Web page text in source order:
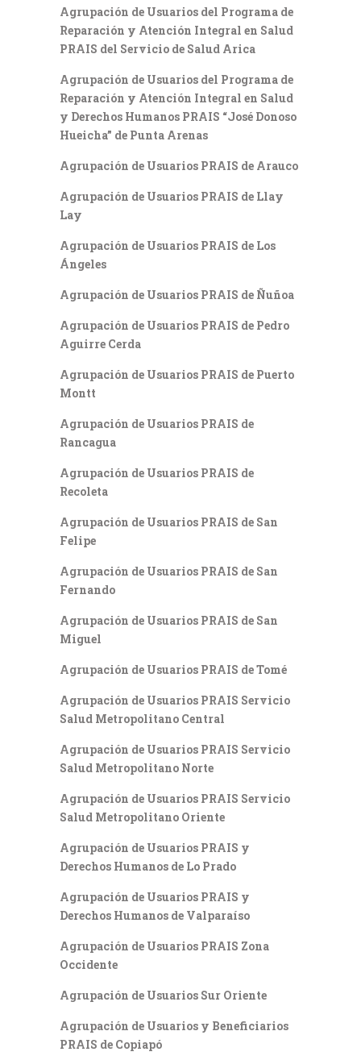
Agrupación de Usuarios del Programa de
Reparación y Atención Integral en Salud
PRAIS del Servicio de Salud Arica
Agrupación de Usuarios del Programa de
Reparación y Atención Integral en Salud
y Derechos Humanos PRAIS “José Donoso
Hueicha” de Punta Arenas
Agrupación de Usuarios PRAIS de Arauco
Agrupación de Usuarios PRAIS de Llay
Lay
Agrupación de Usuarios PRAIS de Los
Ángeles
Agrupación de Usuarios PRAIS de Ñuñoa
Agrupación de Usuarios PRAIS de Pedro
Aguirre Cerda
Agrupación de Usuarios PRAIS de Puerto
Montt
Agrupación de Usuarios PRAIS de
Rancagua
Agrupación de Usuarios PRAIS de
Recoleta
Agrupación de Usuarios PRAIS de San
Felipe
Agrupación de Usuarios PRAIS de San
Fernando
Agrupación de Usuarios PRAIS de San
Miguel
Agrupación de Usuarios PRAIS de Tomé
Agrupación de Usuarios PRAIS Servicio
Salud Metropolitano Central
Agrupación de Usuarios PRAIS Servicio
Salud Metropolitano Norte
Agrupación de Usuarios PRAIS Servicio
Salud Metropolitano Oriente
Agrupación de Usuarios PRAIS y
Derechos Humanos de Lo Prado
Agrupación de Usuarios PRAIS y
Derechos Humanos de Valparaíso
Agrupación de Usuarios PRAIS Zona
Occidente
Agrupación de Usuarios Sur Oriente
Agrupación de Usuarios y Beneficiarios
PRAIS de Copiapó